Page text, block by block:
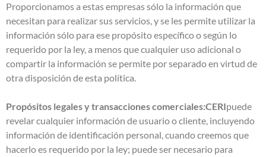
Proporcionamos a estas empresas sólo la información que
necesitan para realizar sus servicios, y se les permite utilizar la
información sólo para ese propósito específico o según lo
requerido por la ley, a menos que cualquier uso adicional o
compartir la información se permite por separado en virtud de
otra disposición de esta política.
Propósitos legales y transacciones comerciales:CERIpuede
revelar cualquier información de usuario o cliente, incluyendo
información de identificación personal, cuando creemos que
hacerlo es requerido por la ley; puede ser necesario para